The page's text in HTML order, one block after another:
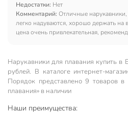
Недостатки: Нет
Комментарий: Отличные нарукавники,
легко надуваются, хорошо держать на
цена очень привлекательная,
Нарукавники для плавания купить в
рублей. В каталоге интернет-
Порядок представлено 9 товаров в
плавания» в наличии
Наши преимущества: